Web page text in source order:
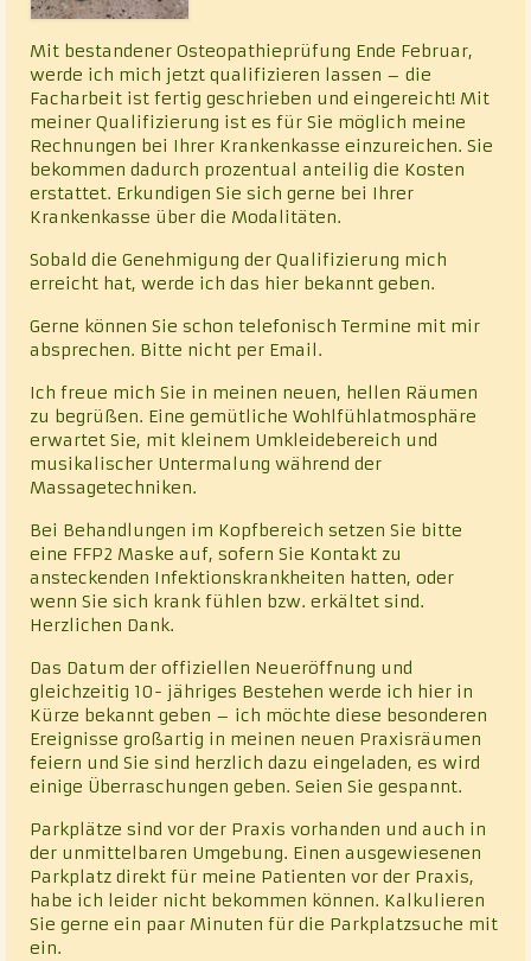
Mit bestandener Osteopathieprüfung Ende Februar,
werde ich mich jetzt qualifizieren lassen – die
Facharbeit ist fertig geschrieben und eingereicht! Mit
meiner Qualifizierung ist es für Sie möglich meine
Rechnungen bei Ihrer Krankenkasse einzureichen. Sie
bekommen dadurch prozentual anteilig die Kosten
erstattet. Erkundigen Sie sich gerne bei Ihrer
Krankenkasse über die Modalitäten.
Sobald die Genehmigung der Qualifizierung mich
erreicht hat, werde ich das hier bekannt geben.
Gerne können Sie schon telefonisch Termine mit mir
absprechen. Bitte nicht per Email.
Ich freue mich Sie in meinen neuen, hellen Räumen
zu begrüßen. Eine gemütliche Wohlfühlatmosphäre
erwartet Sie, mit kleinem Umkleidebereich und
musikalischer Untermalung während der
Massagetechniken.
Bei Behandlungen im Kopfbereich setzen Sie bitte
eine FFP2 Maske auf, sofern Sie Kontakt zu
ansteckenden Infektionskrankheiten hatten, oder
wenn Sie sich krank fühlen bzw. erkältet sind.
Herzlichen Dank.
Das Datum der offiziellen Neueröffnung und
gleichzeitig 10- jähriges Bestehen werde ich hier in
Kürze bekannt geben – ich möchte diese besonderen
Ereignisse großartig in meinen neuen Praxisräumen
feiern und Sie sind herzlich dazu eingeladen, es wird
einige Überraschungen geben. Seien Sie gespannt.
Parkplätze sind vor der Praxis vorhanden und auch in
der unmittelbaren Umgebung. Einen ausgewiesenen
Parkplatz direkt für meine Patienten vor der Praxis,
habe ich leider nicht bekommen können. Kalkulieren
Sie gerne ein paar Minuten für die Parkplatzsuche mit
ein.